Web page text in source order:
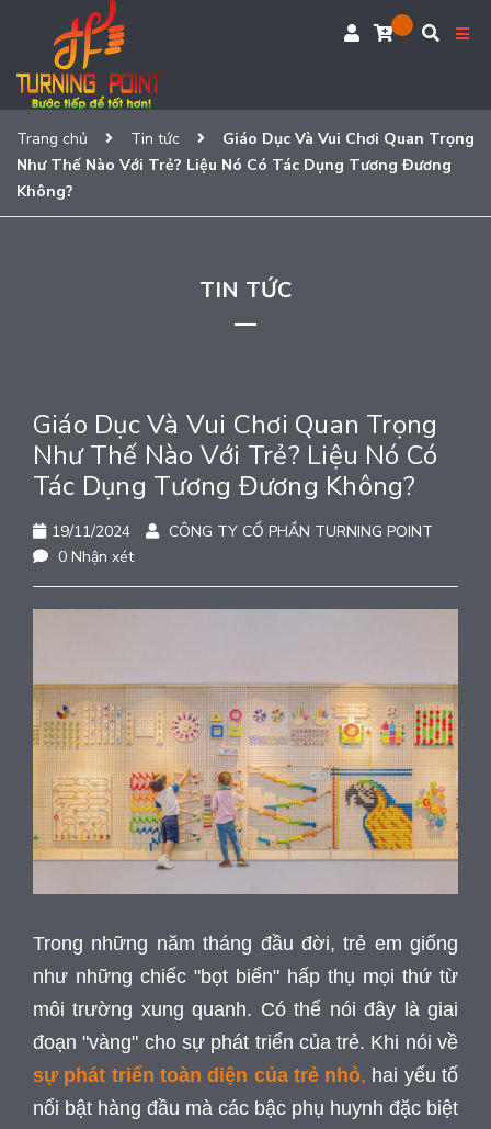
Trang chủ Tin tức
Giáo Dục Và Vui Chơi Quan Trọng
Như Thế Nào Với Trẻ? Liệu Nó Có Tác Dụng Tương Đương
Không?
TIN TỨC
Giáo Dục Và Vui Chơi Quan Trọng
Như Thế Nào Với Trẻ? Liệu Nó Có
Tác Dụng Tương Đương Không?
19/11/2024
CÔNG TY CỔ PHẦN TURNING POINT
0 Nhận xét
Trong những năm tháng đầu đời, trẻ em giống
như những chiếc "bọt biển" hấp thụ mọi thứ từ
môi trường xung quanh. Có thể nói đây là giai
đoạn "vàng" cho sự phát triển của trẻ. Khi nói về
sự phát triển toàn diện của trẻ nhỏ, hai yếu tố
nổi bật hàng đầu mà các bậc phụ huynh đặc biệt